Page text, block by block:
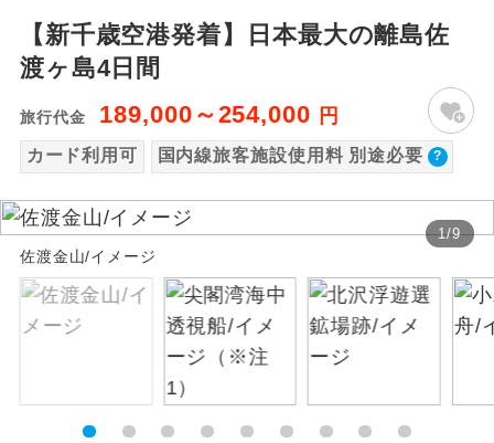
【新千歳空港発着】日本最大の離島佐
渡ヶ島4日間
旅行代金 189,000～254,000 円
カード利用可 国内線旅客施設使用料 別途必要
1/9
佐渡金山/イメージ
現地添乗員同
行
現地到着空港（駅）から最終日出発空港
バスガイド乗
バスガイドが乗務し、車内での観光案内
があります。
初登場のコースです。
世界遺産
ユネスコに登録されている文化遺産や自
然遺産を訪ねるコースです。
絶景 絶景スポットに立ち寄るコースです。
温泉地にも宿泊するコースです。